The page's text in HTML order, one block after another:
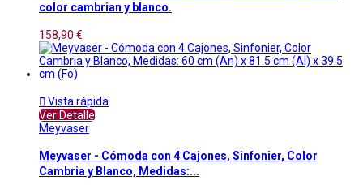
color cambrian y blanco.
158,90 €
 Vista rápida
Ver Detalle
Meyvaser
Meyvaser - Cómoda con 4 Cajones, Sinfonier, Color
Cambria y Blanco, Medidas:...